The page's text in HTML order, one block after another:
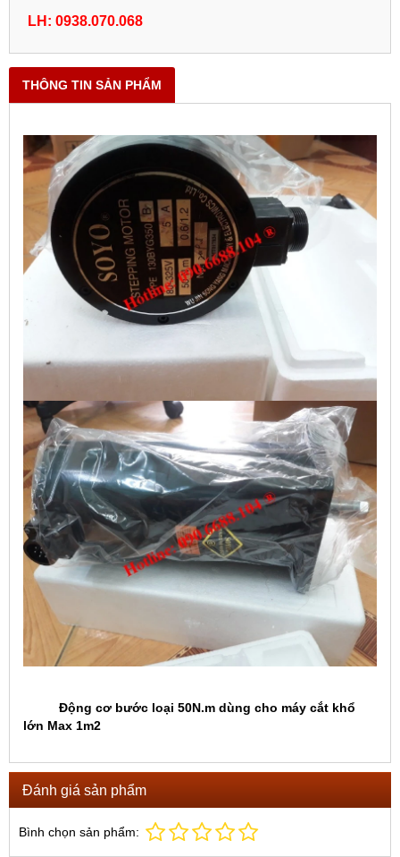
LH: 0938.070.068
THÔNG TIN SẢN PHẨM
Động cơ bước loại 50N.m dùng cho máy cắt khổ
lớn Max 1m2
Đánh giá sản phẩm
Bình chọn sản phẩm: